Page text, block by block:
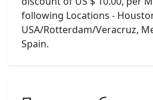
following Locations -
USA/Rotterdam/Veracruz,
Spain.